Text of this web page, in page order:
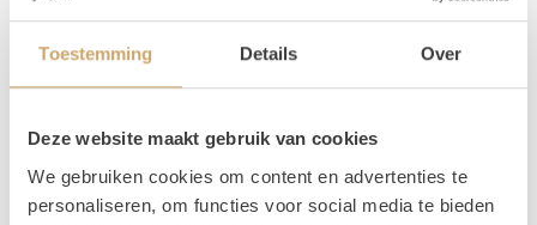
Toestemming Details Over
Deze website maakt gebruik van cookies
We gebruiken cookies om content en advertenties te
personaliseren, om functies voor social media te bieden
info@loodsofrentals.nl. Dan kijken we of we dit voor jullie
kunnen realiseren. In sommige gevallen is hier wel een
meerprijs aan verbonden.
kunnen gebruiken, mag je het bord houden. Het frame
moet echter wel weer worden geretourneerd. Dan kan een
ander bruidspaar er ook weer plezier van hebben.